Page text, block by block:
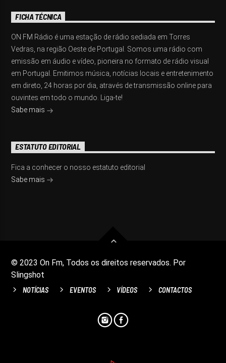
FICHA TÉCNICA
ON FM Rádio é uma estação de rádio sediada em Torres
Vedras, na região Oeste de Portugal. Somos uma rádio com
emissão em áudio e vídeo, pioneira no formato de rádio visual
em Portugal. Emitimos música, notícias locais e entretenimento
em direto, 24 horas por dia, através de transmissão online para
ouvintes em todo o mundo. Liga-te!
Sabe mais
ESTATUTO EDITORIAL
Fica a conhecer o nosso estatuto editorial
Sabe mais
© 2023 On Fm, Todos os direitos reservados. Por
Slingshot
NOTÍCIAS EVENTOS VÍDEOS CONTACTOS